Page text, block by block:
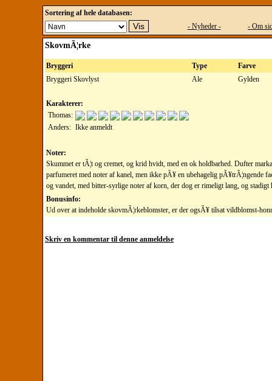
Sortering af hele databasen:
- Nyheder -
- Om
SkovmÃ¦rke
Bryggeri Type
Farve
Bryggeri Skovlyst
Ale Gylden
Karakterer:
Thomas:
Anders: Ikke anmeldt
Noter:
Skummet er tÃ¦t og cremet, og krid hvidt, med en ok holdbarhed. Dufter
parfumeret med noter af kanel, men ikke pÃ¥ en ubehagelig pÃ¥trÃ¦ngende
og vandet, med bitter-syrlige noter af korn, der dog er rimeligt lang, og stadigt
Bonusinfo:
Ud over at indeholde skovmÃ¦rkeblomster, er der ogsÃ¥ tilsat vildblomst-
Skriv en kommentar til denne anmeldelse